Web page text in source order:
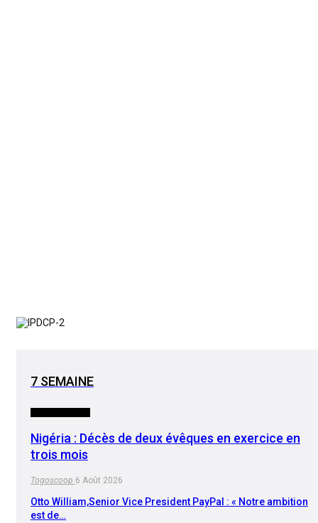
7 SEMAINE
Nigéria : Décès de deux évêques en exercice en
trois mois
Togoscoop 6 Août 2026
Otto William,Senior Vice President PayPal : « Notre ambition
est de…